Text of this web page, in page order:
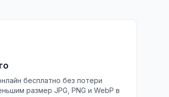
бесплатно без потери
размер JPG, PNG и WebP в